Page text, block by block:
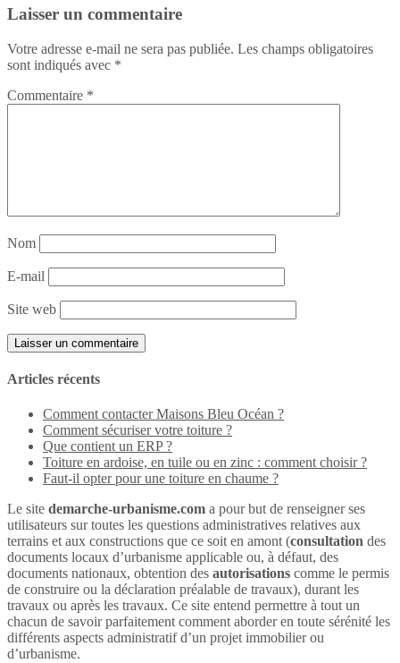
Laisser un commentaire
Votre adresse e-mail ne sera pas publiée. Les champs obligatoires
sont indiqués avec *
Commentaire *
Nom
E-mail
Site web
Articles récents
Comment contacter Maisons Bleu Océan ?
Comment sécuriser votre toiture ?
Que contient un ERP ?
Toiture en ardoise, en tuile ou en zinc : comment choisir ?
Faut-il opter pour une toiture en chaume ?
Le site demarche-urbanisme.com a pour but de renseigner ses
utilisateurs sur toutes les questions administratives relatives aux
terrains et aux constructions que ce soit en amont (consultation des
documents locaux d’urbanisme applicable ou, à défaut, des
documents nationaux, obtention des autorisations comme le permis
de construire ou la déclaration préalable de travaux), durant les
travaux ou après les travaux. Ce site entend permettre à tout un
chacun de savoir parfaitement comment aborder en toute sérénité les
différents aspects administratif d’un projet immobilier ou
d’urbanisme.